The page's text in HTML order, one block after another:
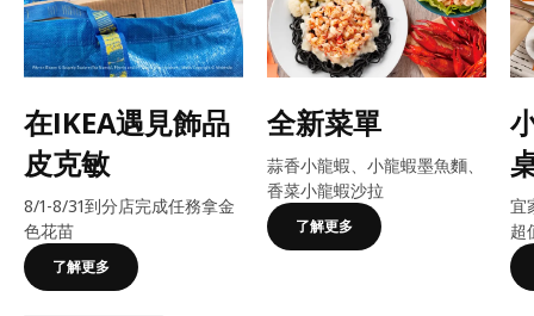
在IKEA遇見飾品
皮克敏
8/1-8/31到分店完成任務拿金
色花苗
了解更多
全新菜單
蒜香小龍蝦、小龍蝦墨魚麵、
香菜小龍蝦沙拉
了解更多
宜
超